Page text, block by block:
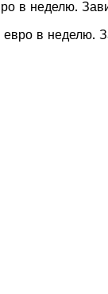
в неделю.
в неделю.